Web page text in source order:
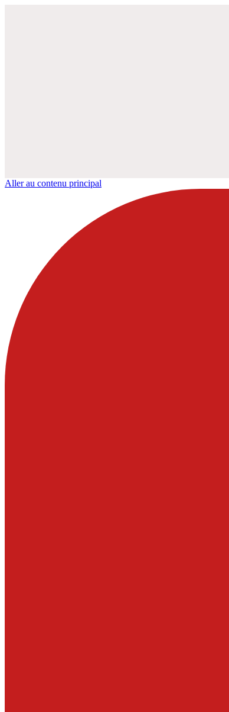
Aller au contenu principal